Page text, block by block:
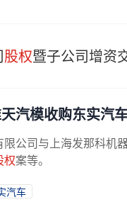
股权暨子公司增资
汽模收购东实汽
公司与上海发那科机
权案等。
汽车